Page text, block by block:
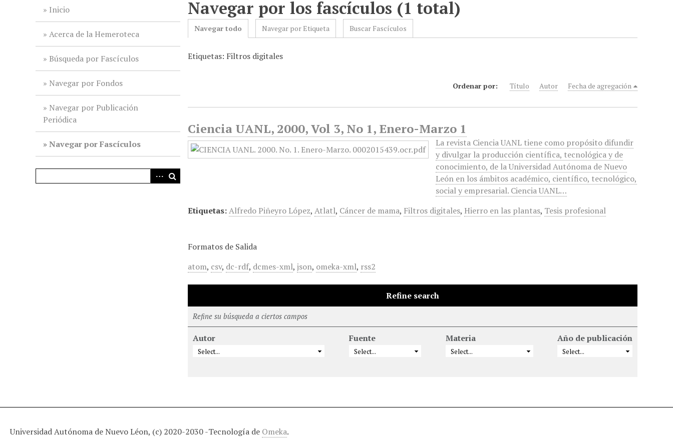
Inicio
Acerca de la Hemeroteca
Búsqueda por Fascículos
Navegar por Fondos
Navegar por Publicación
Periódica
Navegar por Fascículos
Navegar por los fascículos (1 total)
Navegar todo Navegar por Etiqueta Buscar Fascículos
Etiquetas: Filtros digitales
Ordenar por: Título Autor Fecha de agregación
Ciencia UANL, 2000, Vol 3, No 1, Enero-Marzo 1
La revista Ciencia UANL tiene como propósito difundir
y divulgar la producción científica, tecnológica y de
conocimiento, de la Universidad Autónoma de Nuevo
León en los ámbitos académico, científico, tecnológico,
social y empresarial. Ciencia UANL…
Etiquetas:Alfredo Piñeyro López,Atlatl, Cáncer de mama, Filtros digitales, Hierro en las plantas, Tesis profesional
Formatos de Salida
atom, csv, dc-rdf, dcmes-xml,json, omeka-xml, rss2
Refine search
Refine su búsqueda a ciertos campos
Autor Fuente Materia Año de publicación
Universidad Autónoma de Nuevo Léon, (c) 2020-2030 -Tecnología de Omeka.